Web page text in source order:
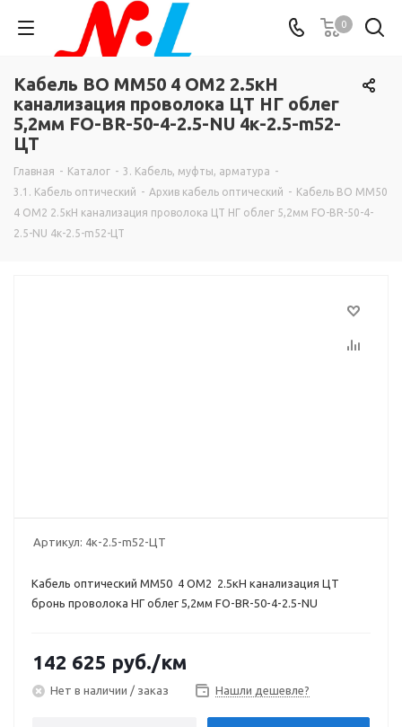
0
Кабель ВО MM50 4 OM2 2.5кН
канализация проволока ЦТ НГ облег
5,2мм FO-BR-50-4-2.5-NU 4к-2.5-m52-
ЦТ
Главная - Каталог - 3. Кабель, муфты, арматура -
3.1. Кабель оптический - Архив кабель оптический - Кабель ВО MM50
4 OM2 2.5кН канализация проволока ЦТ НГ облег 5,2мм FO-BR-50-4-
2.5-NU 4к-2.5-m52-ЦТ
Артикул: 4к-2.5-m52-ЦТ
Кабель оптический MM50 4 OM2 2.5кН канализация ЦТ
бронь проволока НГ облег 5,2мм FO-BR-50-4-2.5-NU
142 625 руб./км
Нет в наличии / заказ Нашли дешевле?